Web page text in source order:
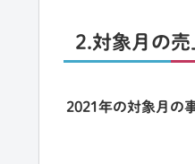
2.対象月の
2021年の対象月の